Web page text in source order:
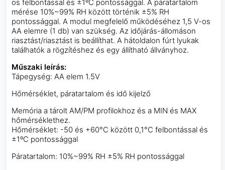
os felbontással és ±1ºC pontossággal. A páratartalom
mérése 10%~99% RH között történik ±5% RH
pontossággal. A modul megfelelő működéséhez 1,5 V-os
AA elemre (1 db) van szükség. Az időjárás-állomáson
riasztást/riasztást is beállíthat. A hátoldalon fúrt lyukak
találhatók a rögzítéshez és egy állítható állványhoz.
Műszaki leírás:
Tápegység: AA elem 1.5V
Hőmérséklet, páratartalom és idő kijelző
Memória a tárolt AM/PM profilokhoz és a MIN és MAX
hőmérséklethez.
Hőmérséklet: -50 és +60°C között 0,1°C felbontással és
±1ºC pontossággal
Páratartalom: 10%~99% RH ±5% RH pontossággal